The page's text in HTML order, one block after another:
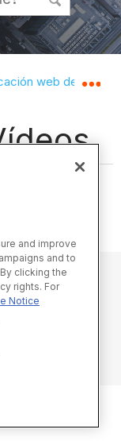
global
web de
and improve
and to
clicking the
rights. For
Notice